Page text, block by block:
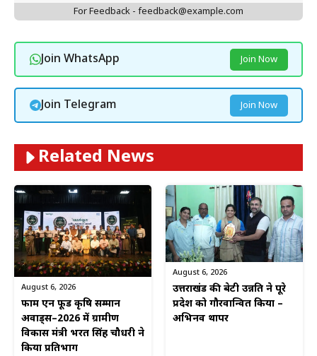
For Feedback - feedback@example.com
Join WhatsApp Join Now
Join Telegram Join Now
Related News
August 6, 2026
फार्म एन फूड कृषि सम्मान
अवार्ड्स–2026 में ग्रामीण
विकास मंत्री भरत सिंह चौधरी ने
किया प्रतिभाग
August 6, 2026
उत्तराखंड की बेटी उन्नति ने पूरे
प्रदेश को गौरवान्वित किया –
अभिनव थापर